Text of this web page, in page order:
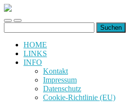
uiuiuiuiuiuiui.de
Toggle
mobile
Toggle
search
nach:
HOME
LINKS
INFO
Kontakt
Impressum
Datenschutz
Cookie-Richtlinie (EU)